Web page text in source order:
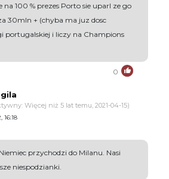
na 100 % prezes Porto sie uparl ze go
30mln + (chyba ma juz dosc
portugalskiej i liczy na Champions
0
Więcej niż 5 lat temu, 2021-04-15)
16:18
przychodzi do Milanu. Nasi
niespodzianki.